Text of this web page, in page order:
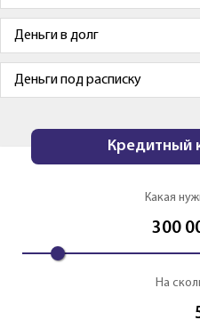
Деньги в долг
Деньги под расписку
Кредитный
Какая
300
На